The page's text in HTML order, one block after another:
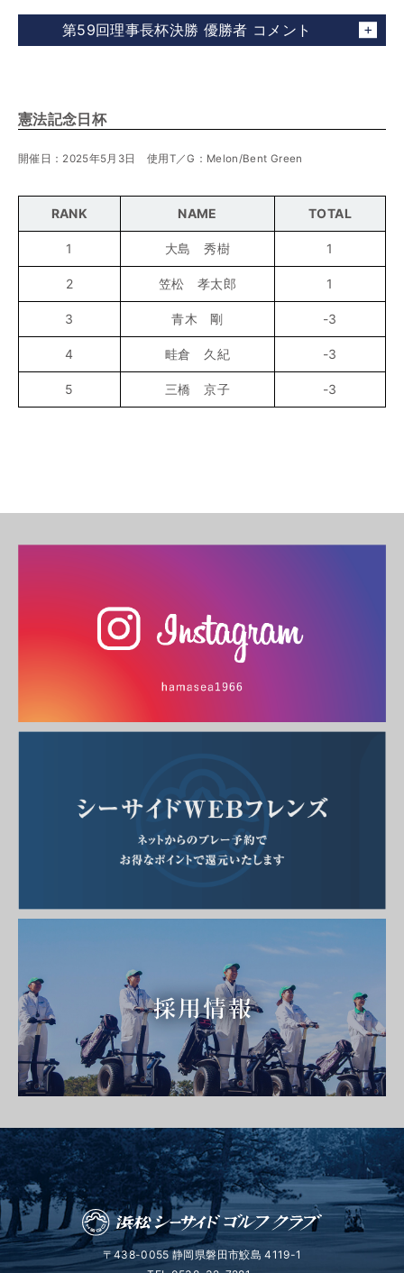
第59回理事長杯決勝 優勝者 コメント
憲法記念日杯
開催日：2025年5月3日 使用T／G：Melon/Bent Green
RANK NAME TOTAL
1 大島 秀樹 1
2 笠松 孝太郎 1
3 青木 剛 -3
4 畦倉 久紀 -3
5 三橋 京子 -3
〒438-0055 静岡県磐田市鮫島 4119-1